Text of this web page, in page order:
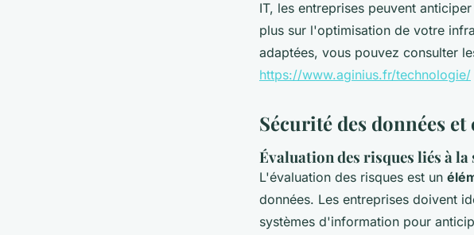
IT, les entreprises peuvent
plus sur l'optimisation de votre
adaptées, vous pouvez consulter
https://www.aginius.fr/technologie/
Sécurité des données
Évaluation des risques liés à la
L'évaluation des risques est un
données. Les entreprises doivent
systèmes d'information pour